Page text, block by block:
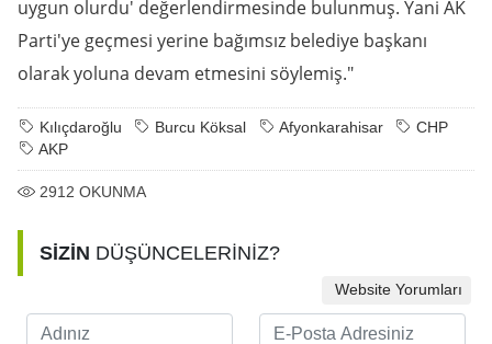
uygun olurdu' değerlendirmesinde bulunmuş. Yani AK
Parti'ye geçmesi yerine bağımsız belediye başkanı
olarak yoluna devam etmesini söylemiş."
Kılıçdaroğlu Burcu Köksal Afyonkarahisar
CHP
AKP
2912 OKUNMA
SİZİN DÜŞÜNCELERİNİZ?
Website Yorumları